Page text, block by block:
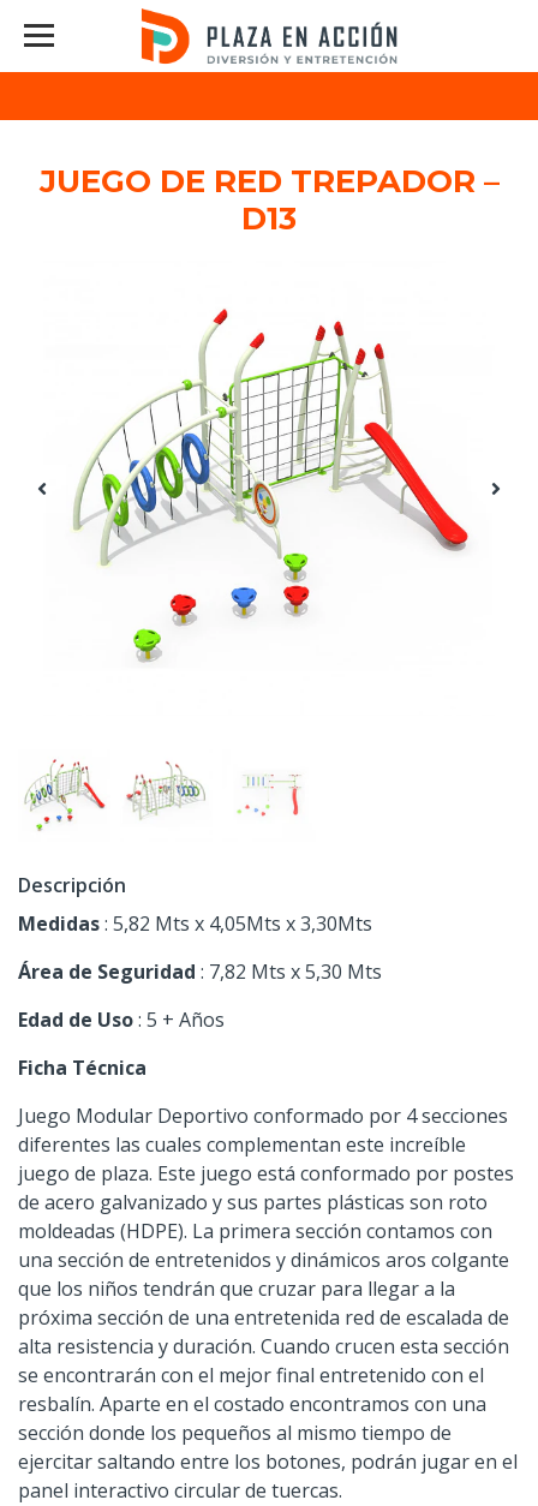
JUEGO DE RED TREPADOR –
D13
Descripción
Medidas: 5,82 Mts x 4,05Mts x 3,30Mts
Área de Seguridad : 7,82 Mts x 5,30 Mts
Edad de Uso: 5 + Años
Ficha Técnica
Juego Modular Deportivo conformado por 4 secciones
diferentes las cuales complementan este increíble
juego de plaza. Este juego está conformado por postes
de acero galvanizado y sus partes plásticas son roto
moldeadas (HDPE). La primera sección contamos con
una sección de entretenidos y dinámicos aros colgante
que los niños tendrán que cruzar para llegar a la
próxima sección de una entretenida red de escalada de
alta resistencia y duración. Cuando crucen esta sección
se encontrarán con el mejor final entretenido con el
resbalín. Aparte en el costado encontramos con una
sección donde los pequeños al mismo tiempo de
ejercitar saltando entre los botones, podrán jugar en el
panel interactivo circular de tuercas.